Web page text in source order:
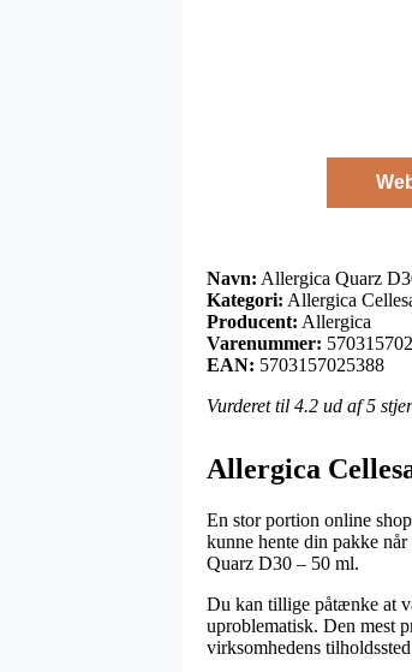
Navn: Allergica Quarz
Kategori: Allergica
Producent: Allergica
Varenummer:
EAN: 5703157025388
Vurderet til 4.2 ud af 5
Allergica
En stor portion online
kunne hente din pakke
Quarz D30 – 50 ml.
Du kan tillige påtænke at
uproblematisk. Den mest
virksomhedens